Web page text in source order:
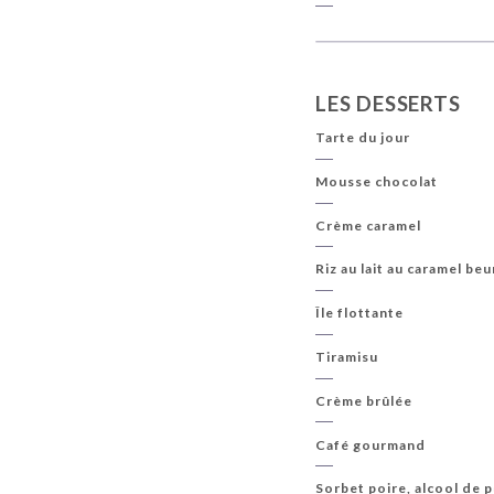
LES DESSERTS
Tarte du jour
Mousse chocolat
Crème caramel
Riz au lait au caramel
Île flottante
Tiramisu
Crème brûlée
Café gourmand
Sorbet poire, alcool de